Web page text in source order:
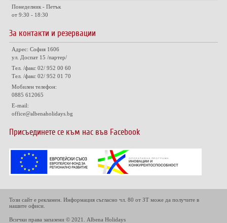
Понеделник - Петък
от 9:30 - 18:30
За контакти и резервации
Адрес: София 1606
ул. Доспат 15 /партер/
Тел. /факс 02/ 952 00 60
Тел. /факс 02/ 952 01 70
Мобилен телефон:
0885 612065
E-mail:
office@albenaholidays.bg
Присъединете се към нас във Facebook
Този сайт е рекламен. Информация съгласно чл. 80 от ЗТ може да получите в
нашите офиси.
Всички права запазени © 2021. Albena Holidays